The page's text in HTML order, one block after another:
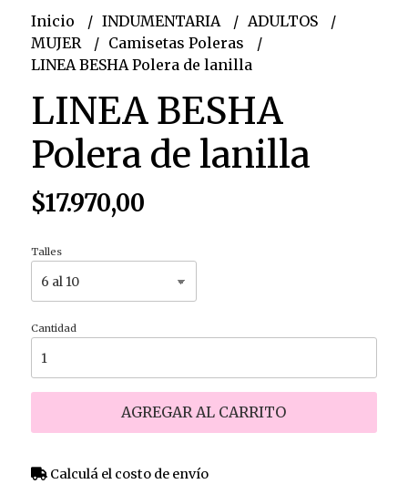
Inicio INDUMENTARIA
ADULTOS
MUJER
Camisetas Poleras
LINEA BESHA Polera de lanilla
LINEA BESHA
Polera de lanilla
$17.970,00
Talles
Cantidad
AGREGAR AL CARRITO
Calculá el costo de envío